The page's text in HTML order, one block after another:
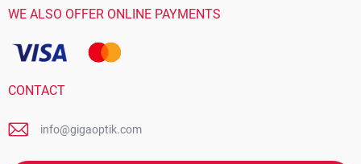
WE ALSO OFFER ONLINE PAYMENTS
CONTACT
info@gigaoptik.com